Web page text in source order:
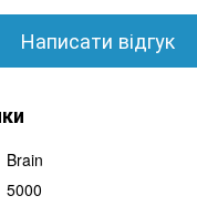
Написати відгук
Brain
5000